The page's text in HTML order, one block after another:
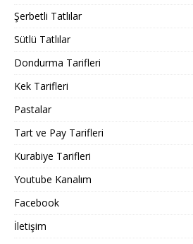
Şerbetli Tatlılar
Sütlü Tatlılar
Dondurma Tarifleri
Kek Tarifleri
Pastalar
Tart ve Pay Tarifleri
Kurabiye Tarifleri
Youtube Kanalım
Facebook
İletişim